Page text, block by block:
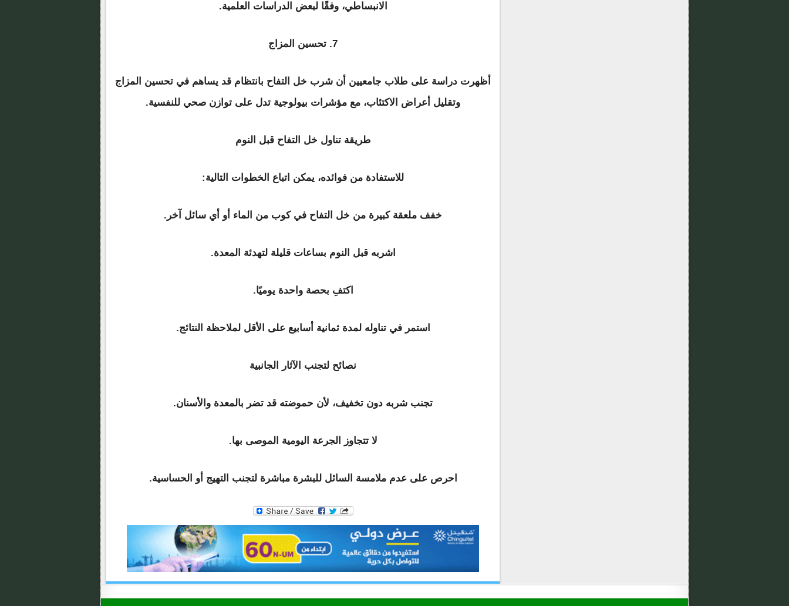
الانبساطي، وفقًا لبعض الدراسات العلمية.
7. تحسين المزاج
أظهرت دراسة على طلاب جامعيين أن شرب خل التفاح بانتظام قد يساهم في تحسين المزاج
وتقليل أعراض الاكتئاب، مع مؤشرات بيولوجية تدل على توازن صحي للنفسية.
طريقة تناول خل التفاح قبل النوم
للاستفادة من فوائده، يمكن اتباع الخطوات التالية:
خفف ملعقة كبيرة من خل التفاح في كوب من الماء أو أي سائل آخر.
اشربه قبل النوم بساعات قليلة لتهدئة المعدة.
اكتفِ بحصة واحدة يوميًا.
استمر في تناوله لمدة ثمانية أسابيع على الأقل لملاحظة النتائج.
نصائح لتجنب الآثار الجانبية
تجنب شربه دون تخفيف، لأن حموضته قد تضر بالمعدة والأسنان.
لا تتجاوز الجرعة اليومية الموصى بها.
احرص على عدم ملامسة السائل للبشرة مباشرة لتجنب التهيج أو الحساسية.